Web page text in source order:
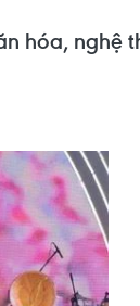
hóa,